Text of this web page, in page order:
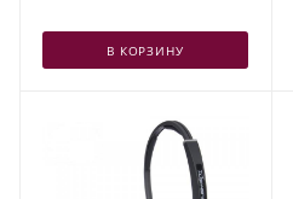
В КОРЗИНУ